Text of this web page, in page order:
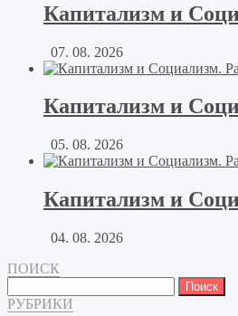
Капитализм и
07. 08. 2026
Капитализм и
05. 08. 2026
Капитализм и
04. 08. 2026
ПОИСК
РУБРИКИ